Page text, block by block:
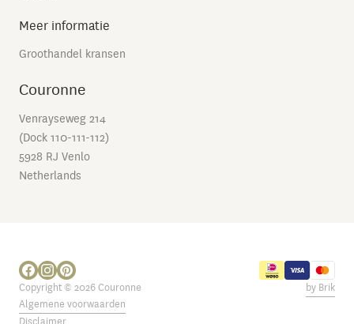
Meer informatie
Groothandel kransen
Couronne
Venrayseweg 214
(Dock 110-111-112)
5928 RJ Venlo
Netherlands
Copyright © 2026 Couronne
Algemene voorwaarden
by Brik